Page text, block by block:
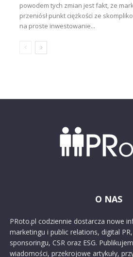
powodem tych zmian jest fakt, że
przeniósł punkt ciężkości ze
na proste inwestowanie...
O NAS
PRoto.pl codziennie dostarcza nowe
marketingu i public relations, digital
sponsoringu, CSR oraz ESG.
wiadomości, przekrojowe artykuły,